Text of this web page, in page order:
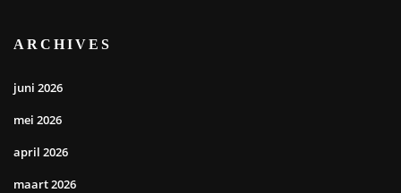
ARCHIVES
juni 2026
mei 2026
april 2026
maart 2026